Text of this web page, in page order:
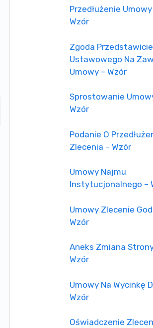
Przedłużenie
Wzór
Zgoda
Ustawowego Na
Umowy – Wzór
Sprostowanie
Wzór
Podanie O
Zlecenia – Wzór
Umowy Najmu
Instytucjonalnego –
Umowy Zlecenie
Wzór
Aneks Zmiana
Wzór
Umowy Na Wycinkę
Wzór
Oświadczenie